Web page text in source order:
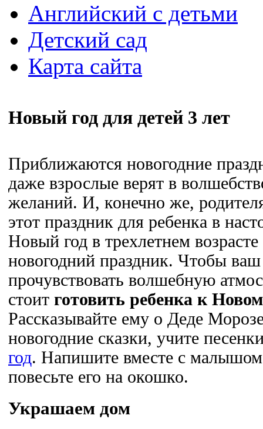
Английский с детьми
Детский сад
Карта сайта
Новый год для детей 3 лет
Приближаются новогодние
даже взрослые верят в
желаний. И, конечно же,
этот праздник для ребенка в
Новый год в трехлетнем
новогодний праздник. Чтобы
прочувствовать волшебную
стоит готовить ребенка к
Рассказывайте ему о Деде
новогодние сказки, учите
год. Напишите вместе с
повесьте его на окошко.
Украшаем дом